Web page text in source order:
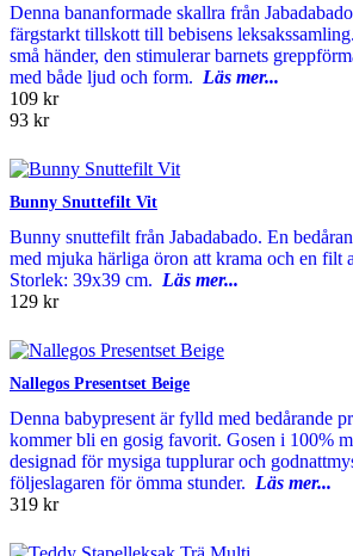
Denna bananformade skallra från
färgstarkt tillskott till bebisens
små händer, den stimulerar barnets
med både ljud och form. Läs mer...
109 kr
93 kr
Bunny Snuttefilt Vit
Bunny snuttefilt från Jabadabado. En
med mjuka härliga öron att krama och en filt
Storlek: 39x39 cm. Läs mer...
129 kr
Nallegos Presentset Beige
Denna babypresent är fylld med bedårande
kommer bli en gosig favorit. Gosen i 100%
designad för mysiga tupplurar och
följeslagaren för ömma stunder. Läs mer...
319 kr